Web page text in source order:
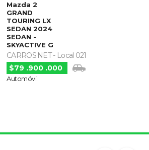
Mazda 2
GRAND
TOURING LX
SEDAN 2024
SEDAN -
SKYACTIVE G
CARROS.NET - Local 021
$79 .900 .000
Automóvil